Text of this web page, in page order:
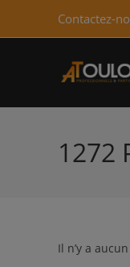
Contactez-
1272
Il n’y a